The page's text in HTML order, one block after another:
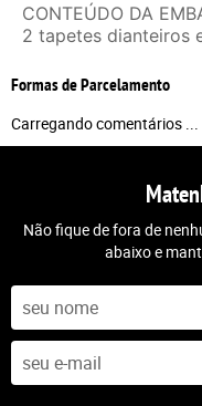
CONTEÚDO DA
2 tapetes dianteiros
Formas de Parcelamento
Carregando comentários ...
Não fique de fora de
abaixo e